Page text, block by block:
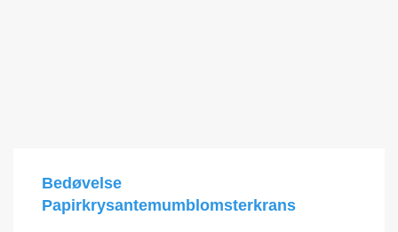
Bedøvelse
Papirkrysantemumblomsterkrans